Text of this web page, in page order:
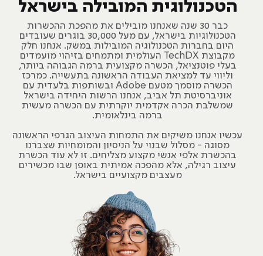
הטכנולוגית המובילה בישראל
כבר 30 שנה שאנחנו מובילים את מהפכת ההכשרות
הטכנולוגיות בישראל, עם מעל 30,000 בוגרים שעובדים
היום בחברות הטכנולוגיה המובילות במשק. אנחנו חלק
מקבוצת TechDX העולמית ומתמחים בזיהוי מועמדים
בעלי פוטנציאל, הכשרה מקצועית ברמה הגבוהה ביותר,
וליווי עד למציאת העבודה הראשונה בתעשייה. כמרכז
הכשרה מוסמך מטעם Adobe ובשותפות בלעדית עם
אוניברסיטת תל אביב, אנחנו הרשות היחידה בישראל
שמשלבת הכרה אקדמית יוקרתית עם הכשרה מעשית
ברמה בינלאומית.
עכשיו אנחנו משיקים את התמחות העיצוב הגרפי הראשונה
מסוגה - מסלול שבנוי על הניסיון והמומחיות שצברנו
בהכשרת אלפי אנשי מקצוע מצליחים. זו לא עוד הכשרת
עיצוב רגילה, אלא מהפכה אמיתית באופן שבו מכשירים
מעצבים מקצועיים בישראל.